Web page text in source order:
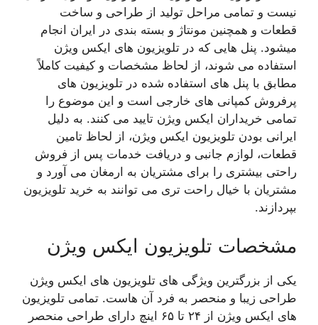
نیست و تمامی مراحل تولید از طراحی و ساخت
قطعات و همچنین مونتاژ و بسته بندی در ایران انجام
میشود. پنل هایی که در تلویزیون های ایکس ویژن
استفاده می شوند، از لحاظ مشخصات و کیفیت کاملاً
مطابق با پنل های استفاده شده در تلویزیون های
پرفروش کمپانی های خارجی است و این موضوع را
تمامی خریداران ایکس ویژن تایید می کنند. به دلیل
ایرانی بودن تلویزیون ایکس ویژن، از لحاظ تامین
قطعات، لوازم جانبی و دریافت خدمات پس از فروش
راحتی بیشتری را برای مشتریان به ارمغان می آورد و
مشتریان با خیال راحت تری می توانند به خرید تلویزیون
بپردازند.
مشخصات تلویزیون ایکس ویژن
یکی از بزرگترین ویژگی های تلویزیون های ایکس ویژن
طراحی زیبا و منحصر به فرد آن هاست. تمامی تلویزیون
های ایکس ویژن از ۲۴ تا ۶۵ اینچ دارای طراحی منحصر